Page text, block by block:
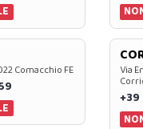
Comacchio FE Via
+39